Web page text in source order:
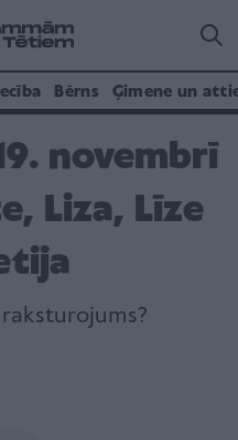
Bērns Ģimene un
novembrī
Liza, Līze